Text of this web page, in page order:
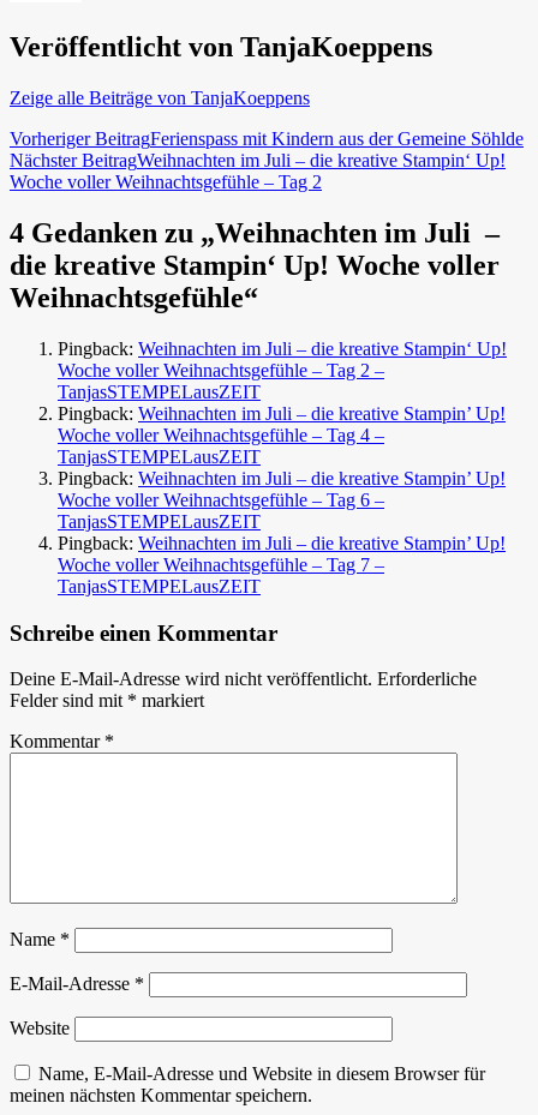
Veröffentlicht von TanjaKoeppens
Zeige alle Beiträge von TanjaKoeppens
Beitragsnavigation
Vorheriger BeitragFerienspass mit Kindern aus der Gemeine Söhlde
Nächster BeitragWeihnachten im Juli – die kreative Stampin‘ Up!
Woche voller Weihnachtsgefühle – Tag 2
4 Gedanken zu „Weihnachten im Juli –
die kreative Stampin‘ Up! Woche voller
Weihnachtsgefühle“
Pingback: Weihnachten im Juli – die kreative Stampin‘ Up!
Woche voller Weihnachtsgefühle – Tag 2 –
TanjasSTEMPELausZEIT
Pingback: Weihnachten im Juli – die kreative Stampin’ Up!
Woche voller Weihnachtsgefühle – Tag 4 –
TanjasSTEMPELausZEIT
Pingback: Weihnachten im Juli – die kreative Stampin’ Up!
Woche voller Weihnachtsgefühle – Tag 6 –
TanjasSTEMPELausZEIT
Pingback: Weihnachten im Juli – die kreative Stampin’ Up!
Woche voller Weihnachtsgefühle – Tag 7 –
TanjasSTEMPELausZEIT
Schreibe einen Kommentar
Deine E-Mail-Adresse wird nicht veröffentlicht. Erforderliche
Felder sind mit * markiert
Kommentar *
Name *
E-Mail-Adresse *
Website
Name, E-Mail-Adresse und Website in diesem Browser für
meinen nächsten Kommentar speichern.